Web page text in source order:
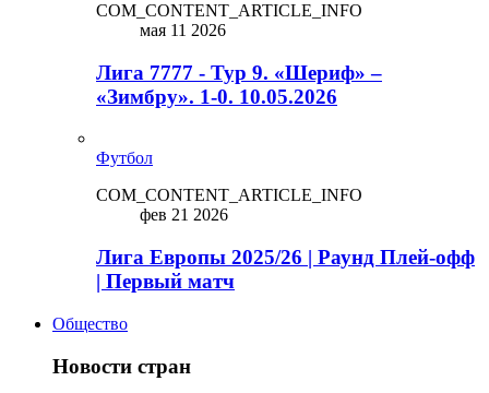
COM_CONTENT_ARTICLE_INFO
мая 11 2026
Лига 7777 - Тур 9. «Шериф» –
«Зимбру». 1-0. 10.05.2026
Футбол
COM_CONTENT_ARTICLE_INFO
фев 21 2026
Лига Европы 2025/26 | Раунд Плей-офф
| Первый матч
Общество
Новости стран